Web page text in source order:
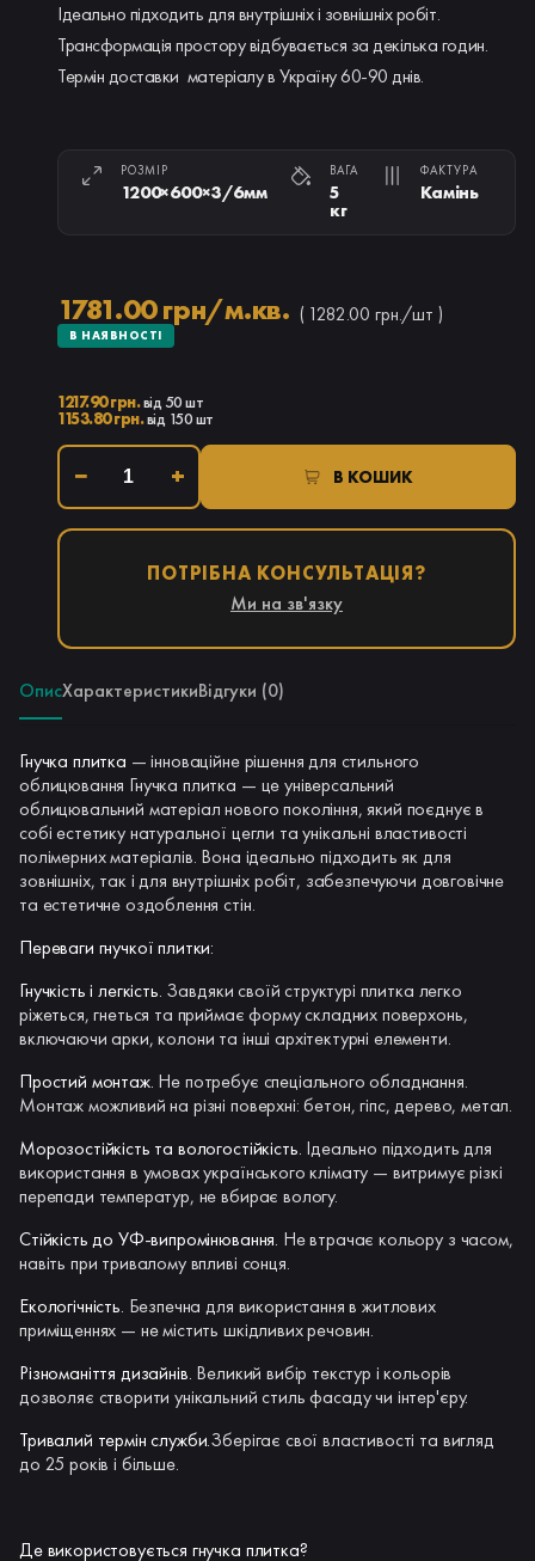
Ідеально підходить для внутрішніх і зовнішніх робіт.
Трансформація простору відбувається за декілька годин.
Термін доставки матеріалу в Україну 60-90 днів.
РОЗМІР
1200×600×3/6мм
ВАГА
5
кг
ФАКТУРА
Камінь
1781.00 грн/м.кв. ( 1282.00 грн./шт )
В НАЯВНОСТІ
1217.90 грн.від 50 шт
1153.80 грн.від 150 шт
− + В КОШИК
ПОТРІБНА КОНСУЛЬТАЦІЯ?
Ми на зв'язку
ОписХарактеристикиВідгуки (0)
Гнучка плитка — інноваційне рішення для стильного
облицювання Гнучка плитка — це універсальний
облицювальний матеріал нового покоління, який поєднує в
собі естетику натуральної цегли та унікальні властивості
полімерних матеріалів. Вона ідеально підходить як для
зовнішніх, так і для внутрішніх робіт, забезпечуючи довговічне
та естетичне оздоблення стін.
Переваги гнучкої плитки:
Гнучкість і легкість. Завдяки своїй структурі плитка легко
ріжеться, гнеться та приймає форму складних поверхонь,
включаючи арки, колони та інші архітектурні елементи.
Простий монтаж. Не потребує спеціального обладнання.
Монтаж можливий на різні поверхні: бетон, гіпс, дерево, метал.
Морозостійкість та вологостійкість. Ідеально підходить для
використання в умовах українського клімату — витримує різкі
перепади температур, не вбирає вологу.
Стійкість до УФ-випромінювання. Не втрачає кольору з часом,
навіть при тривалому впливі сонця.
Екологічність. Безпечна для використання в житлових
приміщеннях — не містить шкідливих речовин.
Різноманіття дизайнів. Великий вибір текстур і кольорів
дозволяє створити унікальний стиль фасаду чи інтер'єру.
Тривалий термін служби.Зберігає свої властивості та вигляд
до 25 років і більше.
Де використовується гнучка плитка?